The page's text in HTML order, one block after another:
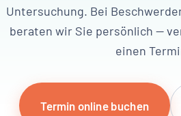
Untersuchung. Bei
beraten wir Sie persönlich —
einen
Termin online buchen